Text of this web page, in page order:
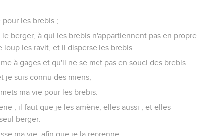
pour les brebis ;
berger, à qui les brebis n'appartiennent pas en propre,
les ravit, et il disperse les brebis.
à gages et qu'il ne se met pas en souci des brebis.
je suis connu des miens,
ma vie pour les brebis.
; il faut que je les amène, elles aussi ; et elles
berger.
ma vie, afin que je la reprenne.